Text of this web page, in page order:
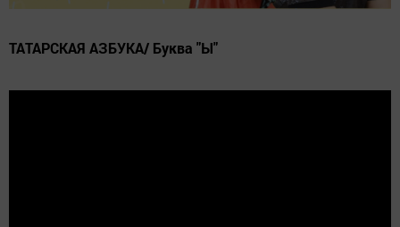
ТАТАРСКАЯ АЗБУКА/ Буква "Ы"